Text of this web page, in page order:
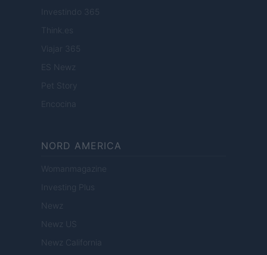
Investindo 365
Think.es
Viajar 365
ES Newz
Pet Story
Encocina
NORD AMERICA
Womanmagazine
Investing Plus
Newz
Newz US
Newz California